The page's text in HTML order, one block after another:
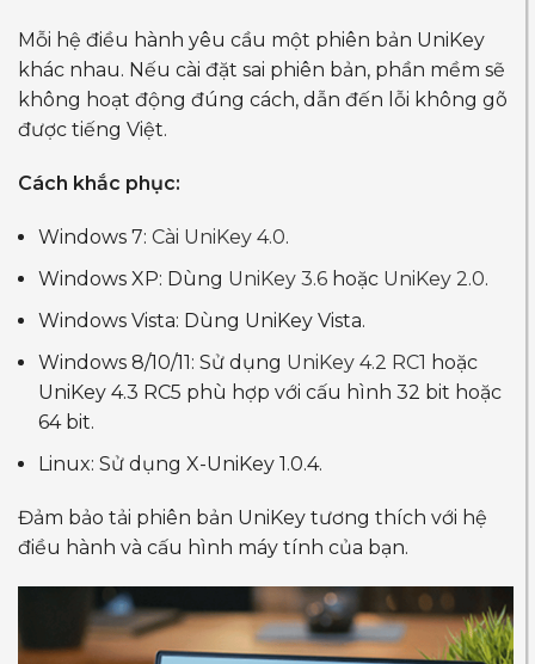
Mỗi hệ điều hành yêu cầu một phiên bản UniKey
khác nhau. Nếu cài đặt sai phiên bản, phần mềm sẽ
không hoạt động đúng cách, dẫn đến lỗi không gõ
được tiếng Việt.
Cách khắc phục:
Windows 7: Cài UniKey 4.0.
Windows XP: Dùng UniKey 3.6 hoặc UniKey 2.0.
Windows Vista: Dùng UniKey Vista.
Windows 8/10/11: Sử dụng UniKey 4.2 RC1 hoặc
UniKey 4.3 RC5 phù hợp với cấu hình 32 bit hoặc
64 bit.
Linux: Sử dụng X-UniKey 1.0.4.
Đảm bảo tải phiên bản UniKey tương thích với hệ
điều hành và cấu hình máy tính của bạn.